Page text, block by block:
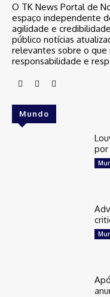
O TK News Portal de
espaço independente
agilidade e
público notícias
relevantes sobre o
responsabilidade e
Mundo